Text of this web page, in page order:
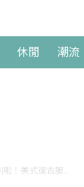
休閒 潮流